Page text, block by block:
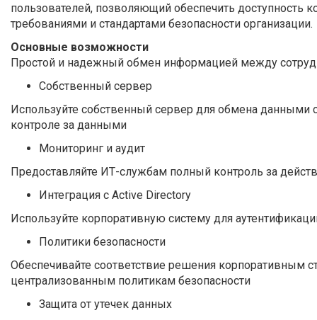
пользователей, позволяющий обеспечить
требованиями и стандартами безопасности организации.
Основные возможности
Простой и надежный обмен информацией между
Собственный сервер
Используйте собственный сервер для обмена данными
контроле за данными
Мониторинг и аудит
Предоставляйте ИТ-службам полный контроль за
Интеграция с Active Directory
Используйте корпоративную систему для
Политики безопасности
Обеспечивайте соответствие решения корпоративным
централизованным политикам безопасности
Защита от утечек данных